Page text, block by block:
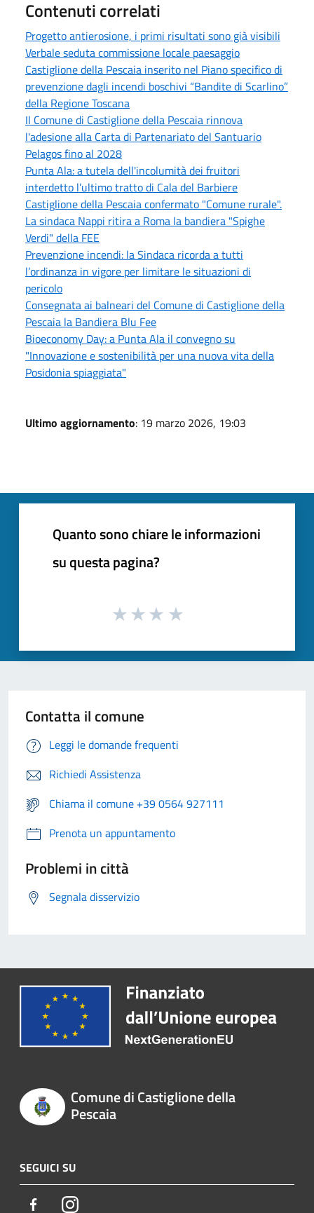
Contenuti correlati
Progetto antierosione, i primi risultati sono già visibili
Verbale seduta commissione locale paesaggio
Castiglione della Pescaia inserito nel Piano specifico di
prevenzione dagli incendi boschivi “Bandite di Scarlino”
della Regione Toscana
Il Comune di Castiglione della Pescaia rinnova
l'adesione alla Carta di Partenariato del Santuario
Pelagos fino al 2028
Punta Ala: a tutela dell'incolumità dei fruitori
interdetto l’ultimo tratto di Cala del Barbiere
Castiglione della Pescaia confermato "Comune rurale".
La sindaca Nappi ritira a Roma la bandiera "Spighe
Verdi" della FEE
Prevenzione incendi: la Sindaca ricorda a tutti
l’ordinanza in vigore per limitare le situazioni di
pericolo
Consegnata ai balneari del Comune di Castiglione della
Pescaia la Bandiera Blu Fee
Bioeconomy Day: a Punta Ala il convegno su
"Innovazione e sostenibilità per una nuova vita della
Posidonia spiaggiata"
Ultimo aggiornamento: 19 marzo 2026, 19:03
Quanto sono chiare le informazioni
su questa pagina?
Contatta il comune
Leggi le domande frequenti
Richiedi Assistenza
Chiama il comune +39 0564 927111
Prenota un appuntamento
Problemi in città
Segnala disservizio
Comune di Castiglione della
Pescaia
SEGUICI SU
FacebookInstagram